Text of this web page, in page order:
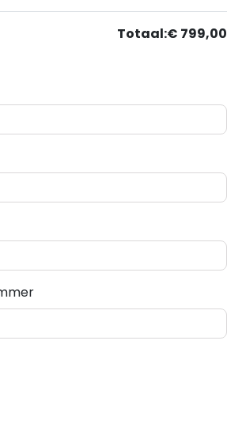
Totaal:€ 799,00